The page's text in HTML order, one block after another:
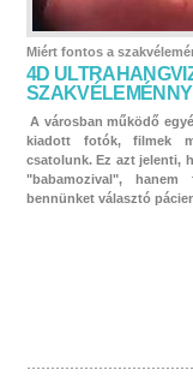
Miért fontos a
4D
A városban működő
kiadott fotók, filmek
csatolunk. Ez azt jelenti,
"babamozival",
bennünket választó